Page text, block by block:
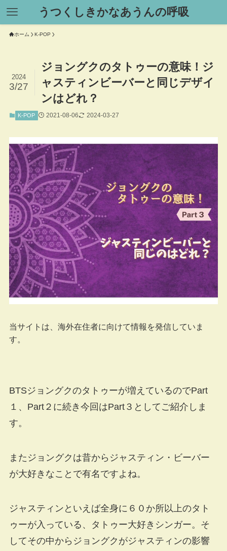
うつくしきかなあうんの呼吸
ホーム K-POP
ジョングクのタトゥーの意味！ジ
ャスティンビーバーと同じデザイ
ンはどれ？
2024
3/27
K-POP 2021-08-06 2024-03-27
当サイトは、海外在住者に向けて情報を発信していま
す。
BTSジョングクのタトゥーが増えているのでPart
１、Part２に続き今回はPart３としてご紹介しま
す。
またジョングクは昔からジャスティン・ビーバー
が大好きなことで有名ですよね。
ジャスティンといえば全身に６０か所以上のタト
ゥーが入っている、タトゥー大好きシンガー。そ
してその中からジョングクがジャスティンの影響